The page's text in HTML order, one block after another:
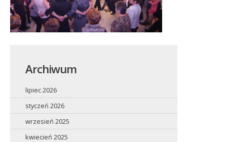
Archiwum
lipiec 2026
styczeń 2026
wrzesień 2025
kwiecień 2025